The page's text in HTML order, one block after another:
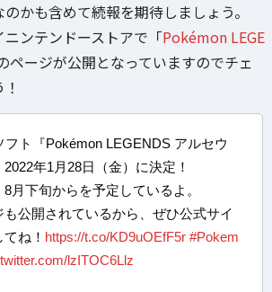
かも含めて続報を期待しましょう。
ンテンドーストアで「Pokémon LEGE
ページが公開となっていますのでチェ
フト『Pokémon LEGENDS アルセウ
年1月28日（金）に決定！
月下旬からを予定しているよ。
公開されているから、ぜひ公式サイ
ね！ https://t.co/KD9uOEfF5r #Pokem
lzITOC6Llz